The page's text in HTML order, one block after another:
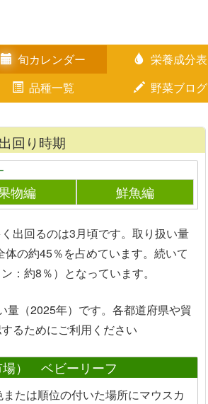
旬カレンダー 栄養成分表
品種一覧 野菜ブログ
回り時期
物編 鮮魚編
出回るのは3月頃です。取り扱い量
の約45％を占めています。続いて
：約8％）となっています。
（2025年）です。各都道府県や貿
るためにご利用ください
場） ベビーリーフ
たは順位の付いた場所にマウスカ